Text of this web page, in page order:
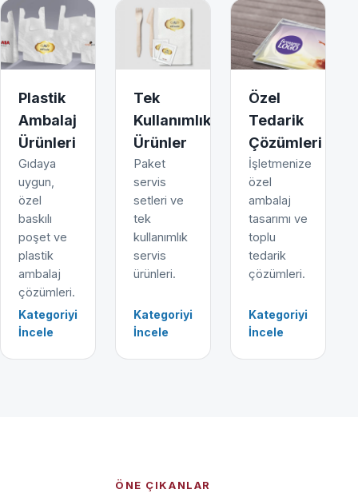
Plastik
Ambalaj
Ürünleri
Gıdaya
uygun,
özel
baskılı
poşet ve
plastik
ambalaj
çözümleri.
Kategoriyi
İncele
Tek
Kullanımlık
Ürünler
Paket
servis
setleri ve
tek
kullanımlık
servis
ürünleri.
Kategoriyi
İncele
Özel
Tedarik
Çözümleri
İşletmenize
özel
ambalaj
tasarımı ve
toplu
tedarik
çözümleri.
Kategoriyi
İncele
ÖNE ÇIKANLAR